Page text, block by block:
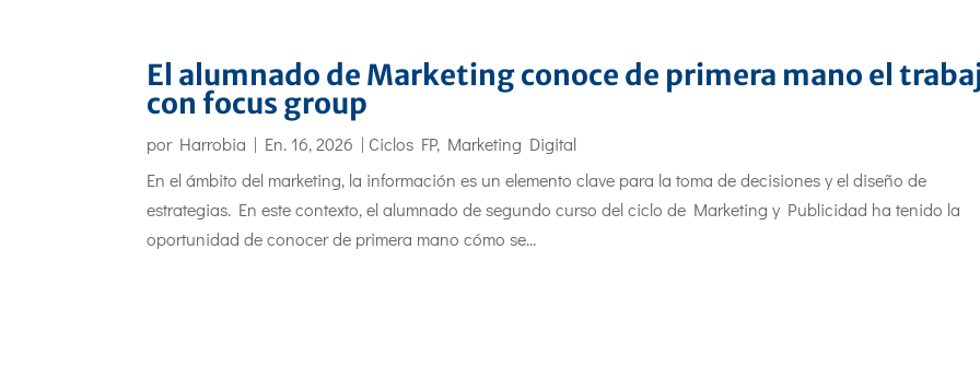
El alumnado de Marketing conoce de primera mano el
con focus group
por Harrobia | En. 16, 2026 | Ciclos FP, Marketing Digital
En el ámbito del marketing, la información es un elemento clave para la toma de decisiones y el diseño de
estrategias. En este contexto, el alumnado de segundo curso del ciclo de Marketing y Publicidad ha tenido la
oportunidad de conocer de primera mano cómo se...